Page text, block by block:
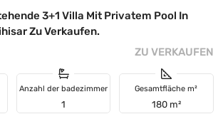
3+1 Villa Mit Privatem Pool In
Zu Verkaufen.
ZU VERKAUFEN
Anzahl der badezimmer
1
Gesamtfläche m²
180 m²